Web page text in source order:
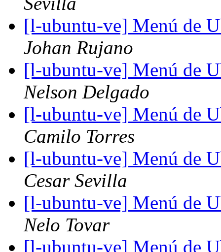
[l-ubuntu-ve] Menú de
Johan Rujano
[l-ubuntu-ve] Menú de
Nelson Delgado
[l-ubuntu-ve] Menú de
Camilo Torres
[l-ubuntu-ve] Menú de
Cesar Sevilla
[l-ubuntu-ve] Menú de
Nelo Tovar
[l-ubuntu-ve] Menú de